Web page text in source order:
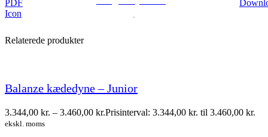
Relaterede produkter
Balanze kædedyne – Junior
3.344,00 kr. – 3.460,00 kr.Prisinterval: 3.344,00 kr. til 3.460,00 kr.
ekskl. moms